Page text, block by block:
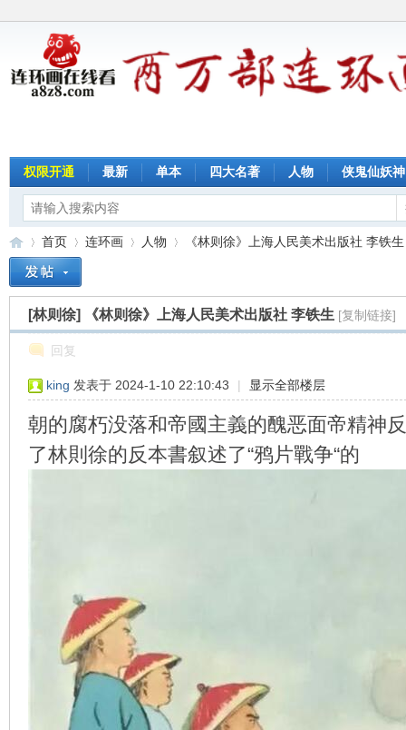
权限开通 最新 单本 四大名著 人物 侠鬼仙妖神
»
首页
›
连环画
›
人物
›
《林则徐》上海人民美术出版社 李铁生
[林则徐] 《林则徐》上海人民美术出版社 李铁生 [复制链接]
回复
king 发表于 2024-1-10 22:10:43 | 显示全部楼层
朝的腐朽没落和帝國主義的醜恶面帝精神
了林則徐的反本書叙述了“鸦片戰争“的